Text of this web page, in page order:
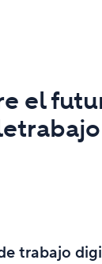
el
trabajo